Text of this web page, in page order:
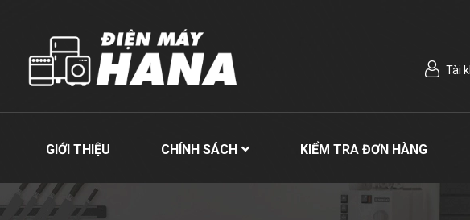
Tài
GIỚI THIỆU CHÍNH SÁCH KIỂM TRA ĐƠN HÀNG